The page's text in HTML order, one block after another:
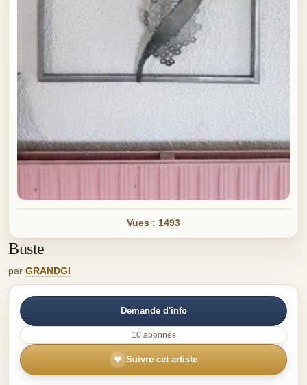
Vues : 1493
Buste
par GRANDGI
Demande d'info
10 abonnés
❤ Suivre cet artiste